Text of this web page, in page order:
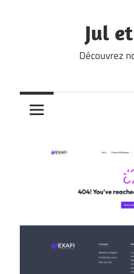
Jul
Découvrez